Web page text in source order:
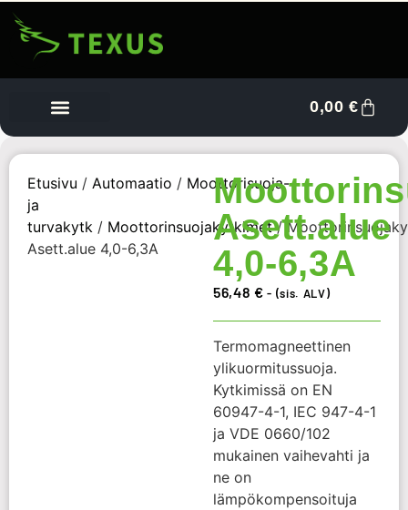
0,00€
Etusivu / Automaatio / Moottorisuoja-
ja
turvakytk / Moottorinsuojakytkimet/
Asett.alue 4,0-6,3A
Asett.alue
4,0-6,3A
56,48 € - (sis. ALV)
Termomagneettinen
ylikuormitussuoja.
Kytkimissä on EN
60947-4-1, IEC 947-4-1
ja VDE 0660/102
mukainen vaihevahti ja
ne on
lämpökompensoituja